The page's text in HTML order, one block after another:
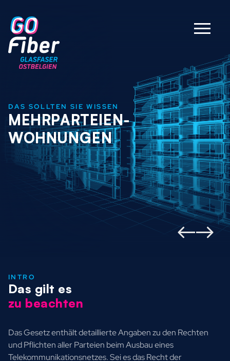
DAS SOLLTEN SIE WISSEN
MEHRPARTEIEN-
WOHNUNGEN
INTRO
Das gilt es
zu beachten
Das Gesetz enthält detaillierte Angaben zu den Rechten
und Pflichten aller Parteien beim Ausbau eines
Telekommunikationsnetzes. Sei es das Recht der